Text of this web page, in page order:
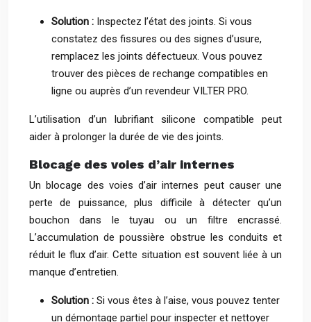
Solution : Inspectez l’état des joints. Si vous
constatez des fissures ou des signes d’usure,
remplacez les joints défectueux. Vous pouvez
trouver des pièces de rechange compatibles en
ligne ou auprès d’un revendeur VILTER PRO.
L’utilisation d’un lubrifiant silicone compatible peut
aider à prolonger la durée de vie des joints.
Blocage des voies d’air internes
Un blocage des voies d’air internes peut causer une
perte de puissance, plus difficile à détecter qu’un
bouchon dans le tuyau ou un filtre encrassé.
L’accumulation de poussière obstrue les conduits et
réduit le flux d’air. Cette situation est souvent liée à un
manque d’entretien.
Solution : Si vous êtes à l’aise, vous pouvez tenter
un démontage partiel pour inspecter et nettoyer